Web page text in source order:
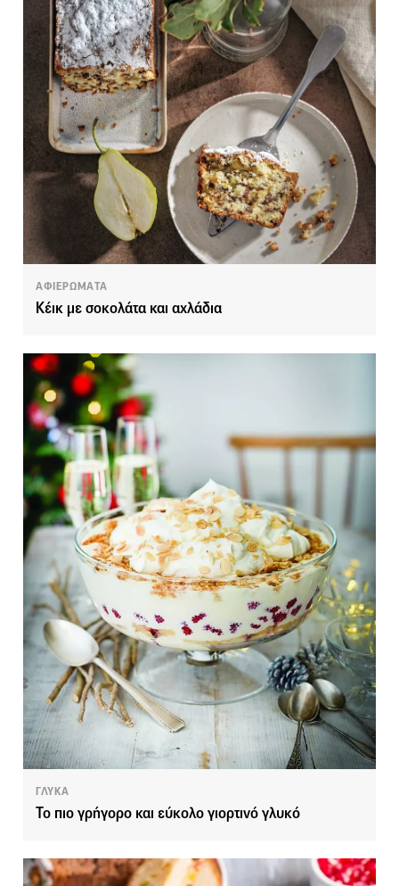
ΑΦΙΕΡΩΜΑΤΑ
Κέικ με σοκολάτα και αχλάδια
ΓΛΥΚΑ
Το πιο γρήγορο και εύκολο γιορτινό γλυκό